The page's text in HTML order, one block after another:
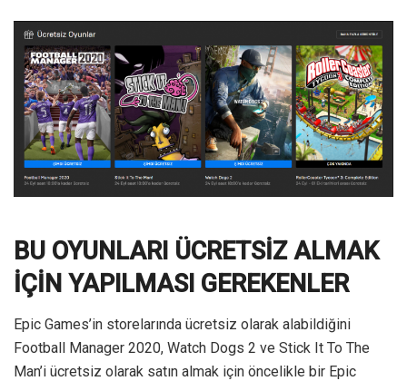
BU OYUNLARI ÜCRETSİZ ALMAK
İÇİN YAPILMASI GEREKENLER
Epic Games’in storelarında ücretsiz olarak alabildiğini
Football Manager 2020, Watch Dogs 2 ve Stick It To The
Man’i ücretsiz olarak satın almak için öncelikle bir Epic